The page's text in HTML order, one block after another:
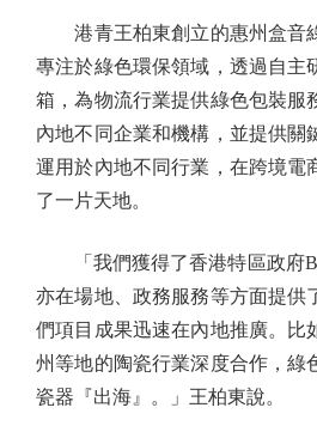
港青王柏東創立的惠州盒音
專注於綠色環保領域，透過自主
箱，為物流行業提供綠色包裝服
內地不同企業和機構，並提供關
運用於內地不同行業，在跨境電
了一片天地。
「我們獲得了香港特區政府
亦在場地、政務服務等方面提供
們項目成果迅速在內地推廣。比
州等地的陶瓷行業深度合作，綠
瓷器『出海』。」王柏東說。